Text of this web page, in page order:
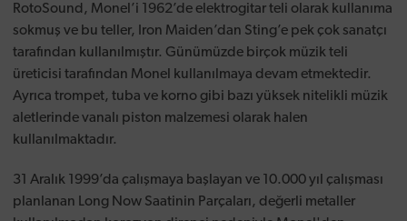
RotoSound, Monel’i 1962’de elektrogitar teli olarak kullanıma
sokmuş ve bu teller, Iron Maiden’dan Sting’e pek çok sanatçı
tarafından kullanılmıştır. Günümüzde birçok müzik teli
üreticisi tarafından Monel kullanılmaya devam etmektedir.
Ayrıca trompet, tuba ve korno gibi bazı yüksek nitelikli müzik
aletlerinde vanalı piston malzemesi olarak halen
kullanılmaktadır.
31 Aralık 1999’da çalışmaya başlayan ve 10.000 yıl çalışması
planlanan Long Now Saatinin Parçaları, değerli metaller